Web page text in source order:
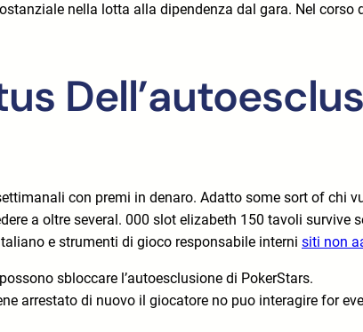
nella lotta alla dipendenza dal gara. Nel
con premi in denaro. Adatto some sort of chi
a oltre several. 000 slot elizabeth 150 tavoli survive
e strumenti di gioco responsabile interni siti non
sbloccare l’autoesclusione di PokerStars.
arrestato di nuovo il giocatore no puo interagire for